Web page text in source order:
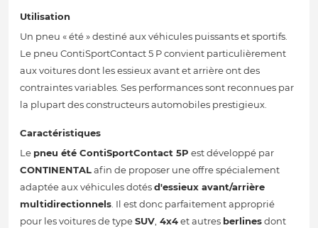
Utilisation
Un pneu « été » destiné aux véhicules puissants et sportifs.
Le pneu ContiSportContact 5 P convient particulièrement
aux voitures dont les essieux avant et arrière ont des
contraintes variables. Ses performances sont reconnues par
la plupart des constructeurs automobiles prestigieux.
Caractéristiques
Le pneu été ContiSportContact 5P est développé par
CONTINENTALafin de proposer une offre spécialement
adaptée aux véhicules dotésd'essieux avant/arrière
multidirectionnels. Il est donc parfaitement approprié
pour les voitures de typeSUV, 4x4et autres berlinesdont